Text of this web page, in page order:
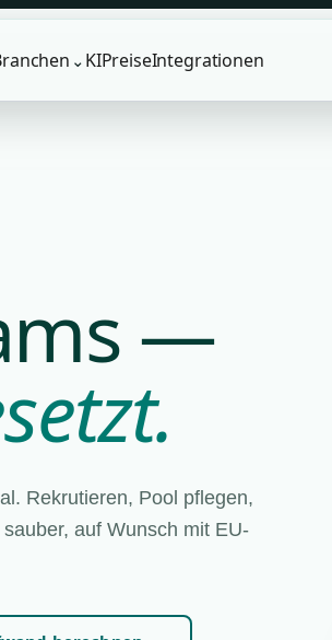
⌄ KIPreiseIntegrationen
—
Rekrutieren, Pool pflegen,
auf Wunsch mit EU-